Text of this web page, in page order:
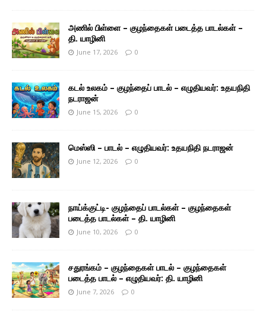
அணில் பிள்ளை – குழந்தைகள் படைத்த பாடல்கள் –
தி. யாழினி
June 17, 2026 0
கடல் உலகம் – குழந்தைப் பாடல் – எழுதியவர்: உதயநிதி
நடராஜன்
June 15, 2026 0
மெஸ்ஸி – பாடல் – எழுதியவர்: உதயநிதி நடராஜன்
June 12, 2026 0
நாய்க்குட்டி- குழந்தைப் பாடல்கள் – குழந்தைகள்
படைத்த பாடல்கள் – தி. யாழினி
June 10, 2026 0
சதுரங்கம் – குழந்தைகள் பாடல் – குழந்தைகள்
படைத்த பாடல் – எழுதியவர்: தி. யாழினி
June 7, 2026 0